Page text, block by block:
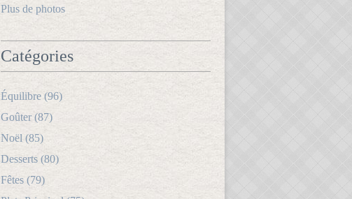
Plus de photos
Catégories
Équilibre (96)
Goûter (87)
Noël (85)
Desserts (80)
Fêtes (79)